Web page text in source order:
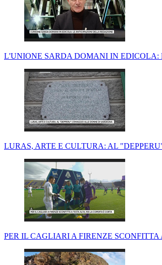
L'UNIONE SARDA DOMANI IN
LURAS, ARTE E CULTURA: AL
PER IL CAGLIARI A FIRENZE